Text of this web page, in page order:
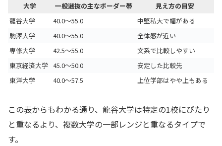
大学 一般選抜の主なボーダー帯
見え方の目安
龍谷大学
40.0～55.0
中堅私大で幅がある
駒澤大学
40.0～55.0
全体感が近い
専修大学
42.5～55.0
文系で比較しやすい
東京経済大学 45.0～50.0
安定した比較先
東洋大学
40.0～57.5 上位学部はやや上もある
この表からもわかる通り、龍谷大学は特定の1校にぴたり
と重なるより、複数大学の一部レンジと重なるタイプで
す。